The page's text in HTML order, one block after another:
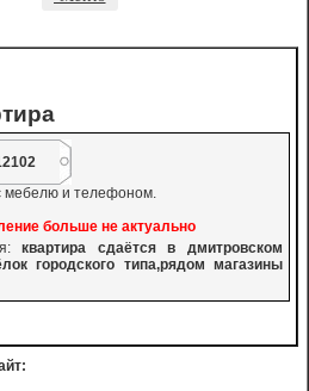
мебелю и телефоном.
больше не актуально
квартира сдаётся в дмитровском
городского типа,рядом магазины